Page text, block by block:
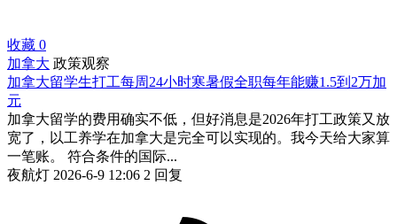
收藏 0
加拿大 政策观察
加拿大留学生打工每周24小时寒暑假全职每年能赚1.5到2万加
元
加拿大留学的费用确实不低，但好消息是2026年打工政策又放
宽了，以工养学在加拿大是完全可以实现的。我今天给大家算
一笔账。 符合条件的国际...
夜航灯 2026-6-9 12:06 2 回复